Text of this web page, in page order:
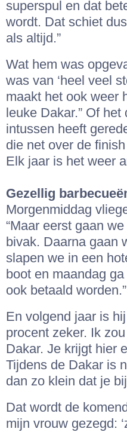
superspul en dat
wordt. Dat schiet
als altijd.”
Wat hem was
was van ‘heel veel
maakt het ook weer
leuke Dakar.” Of
intussen heeft
die net over de
Elk jaar is het weer
Gezellig
Morgenmiddag
“Maar eerst gaan
bivak. Daarna gaan
slapen we in een
boot en maandag
ook betaald worden.”
En volgend jaar is
procent zeker. Ik
Dakar. Je krijgt hier
Tijdens de Dakar is
dan zo klein dat je
Dat wordt de
mijn vrouw gezegd: